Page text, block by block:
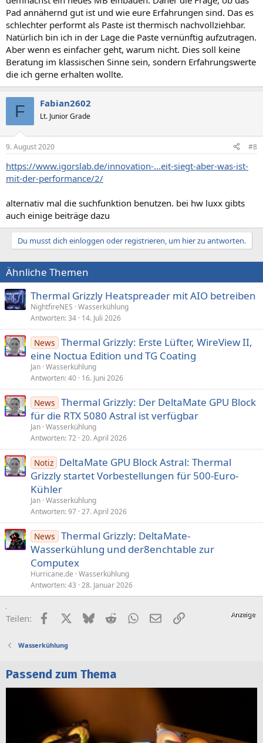
Pad annähernd gut ist und wie eure Erfahrungen sind. Das es
schlechter performt als Paste ist thermisch nachvollziehbar.
Natürlich bin ich in der Lage die Paste vernünftig aufzutragen.
Aber wenn es einfacher geht, warum nicht. Dies soll keine
Beratung im klassischen Sinne sein, sondern Erfahrungswerte
die ich gerne erhalten wollte.
F Fabian2602
Lt. Junior Grade
9. August 2020 #8
https://www.igorslab.de/innovation-...eit-siegt-aber-was-ist-
mit-der-performance/2/
alternativ mal die suchfunktion benutzen. bei hw luxx gibts
auch einige beiträge dazu
Du musst dich einloggen oder registrieren, um hier zu antworten.
Ähnliche Themen
Thermal Grizzly Heatspreader mit AIO betreiben
NightfireNES Wasserkühlung
Antworten 34 14. Juli 2026
News Thermal Grizzly: Erste Lüfter, WireView II,
eine Noctua Edition und TG Coating
Jan Wasserkühlung
Antworten 40 16. Juni 2026
News Thermal Grizzly: Der DeltaMate GPU Block
für die RTX 5080 Astral ist verfügbar
Jan Wasserkühlung
Antworten 72 20. April 2026
Notiz DeltaMate GPU Block Astral: Thermal
Grizzly startet Vorbestellungen für 500-Euro-
Kühler
Jan Wasserkühlung
Antworten 97 27. April 2026
News Thermal Grizzly: DeltaMate-
Wasserkühlung und der8enchtable zur
Computex
Hurricane.de Wasserkühlung
Antworten 43 28. Januar 2026
Teilen: FacebookX (Twitter)
BlueskyRedditWhatsApp
E-MailLink
Wasserkühlung
Passend zum Thema